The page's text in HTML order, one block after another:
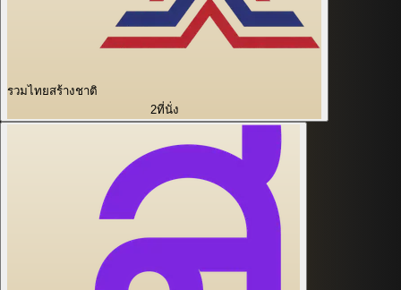
รวมไทยสร้างชาติ
2ที่นั่ง